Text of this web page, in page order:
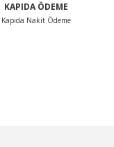
KAPIDA ÖDEME
Kapıda Nakit Ödeme